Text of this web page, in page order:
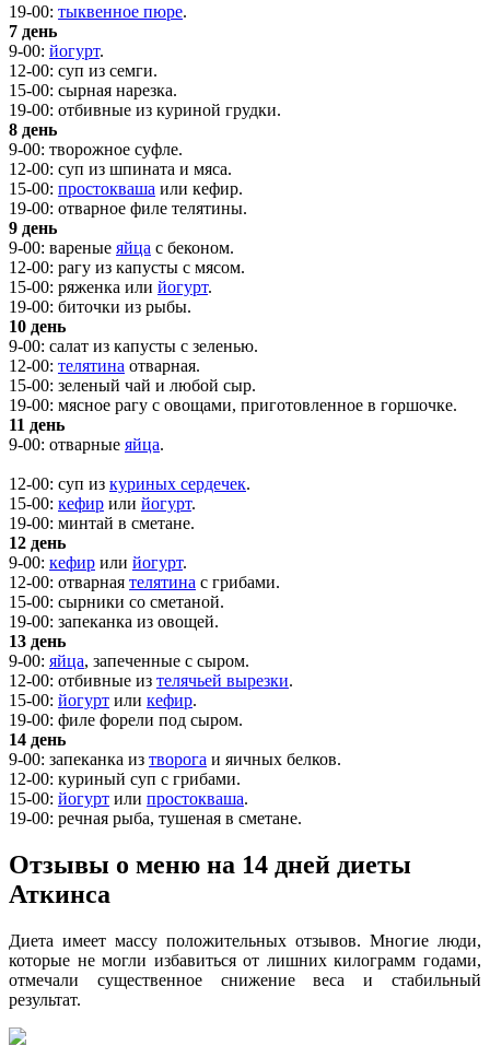
19-00: тыквенное пюре.
7 день
9-00: йогурт.
12-00: суп из семги.
15-00: сырная нарезка.
19-00: отбивные из куриной грудки.
8 день
9-00: творожное суфле.
12-00: суп из шпината и мяса.
15-00: простокваша или кефир.
19-00: отварное филе телятины.
9 день
9-00: вареные яйца с беконом.
12-00: рагу из капусты с мясом.
15-00: ряженка или йогурт.
19-00: биточки из рыбы.
10 день
9-00: салат из капусты с зеленью.
12-00: телятина отварная.
15-00: зеленый чай и любой сыр.
19-00: мясное рагу с овощами, приготовленное в горшочке.
11 день
9-00: отварные яйца.
12-00: суп из куриных сердечек.
15-00: кефир или йогурт.
19-00: минтай в сметане.
12 день
9-00: кефир или йогурт.
12-00: отварная телятина с грибами.
15-00: сырники со сметаной.
19-00: запеканка из овощей.
13 день
9-00: яйца, запеченные с сыром.
12-00: отбивные из телячьей вырезки.
15-00: йогурт или кефир.
19-00: филе форели под сыром.
14 день
9-00: запеканка из творога и яичных белков.
12-00: куриный суп с грибами.
15-00: йогурт или простокваша.
19-00: речная рыба, тушеная в сметане.
Отзывы о меню на 14 дней диеты
Аткинса
Диета имеет массу положительных отзывов. Многие люди,
которые не могли избавиться от лишних килограмм годами,
отмечали существенное снижение веса и стабильный
результат.